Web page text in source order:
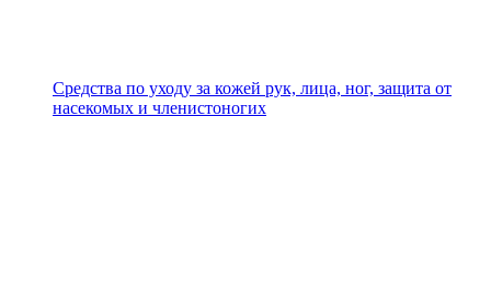
Средства по уходу за кожей рук, лица, ног, защита от
насекомых и членистоногих